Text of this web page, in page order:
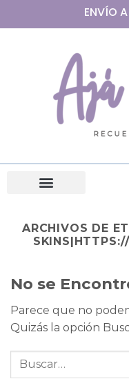
ENVÍO A
ARCHIVOS DE
No se
Parece que no
Quizás la opción